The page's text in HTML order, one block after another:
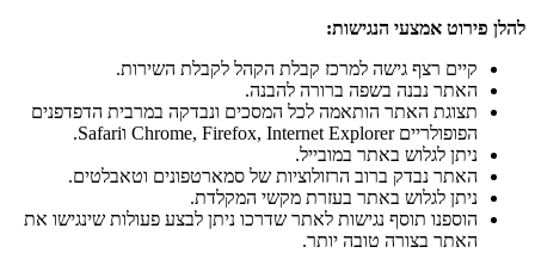
להלן פירוט אמצעי הנגישות:
קיים רצף גישה למרכז קבלת הקהל לקבלת השירות.
האתר נבנה בשפה ברורה להבנה.
תצוגת האתר הותאמה לכל המסכים ונבדקה במרבית הדפדפנים
הפופולריים
Chrome, Firefox, Internet Explorer וSafari
.
ניתן לגלוש באתר במובייל.
האתר נבדק ברוב הרזולוציות של סמארטפונים וטאבלטים.
ניתן לגלוש באתר בעזרת מקשי המקלדת.
הוספנו תוסף נגישות לאתר שדרכו ניתן לבצע פעולות שינגישו את
האתר בצורה טובה יותר.